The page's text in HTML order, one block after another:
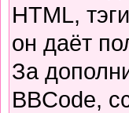
HTML,
он даёт
За
BBCode,